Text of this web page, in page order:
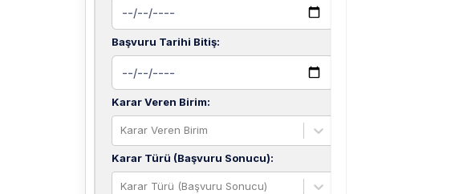
Başvuru Tarihi Bitiş:
Karar Veren Birim:
Karar Veren Birim
Karar Türü (Başvuru Sonucu):
Karar Türü (Başvuru Sonucu)